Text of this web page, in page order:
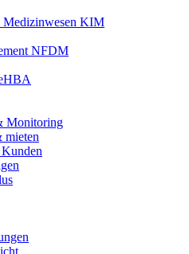
KIM
NFDM
Monitoring
mieten